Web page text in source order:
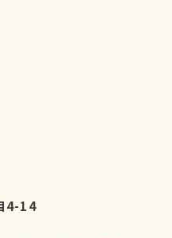
4-14